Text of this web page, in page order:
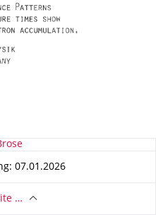
07.01.2026
…